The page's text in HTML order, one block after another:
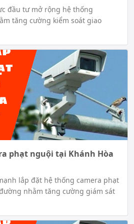
đầu tư mở rộng hệ thống
tăng cường kiểm soát giao
phạt nguội tại Khánh Hòa
lắp đặt hệ thống camera phạt
nhằm tăng cường giám sát